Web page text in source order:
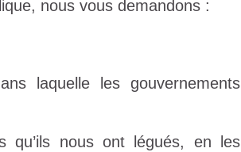
nous vous demandons :
laquelle les gouvernements
qu’ils nous ont légués, en les